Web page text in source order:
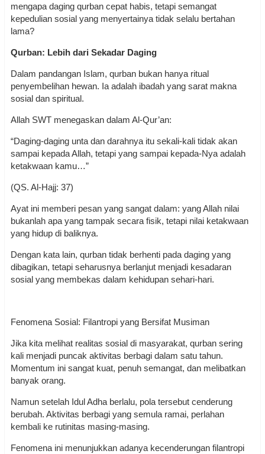
mengapa daging qurban cepat habis, tetapi semangat
kepedulian sosial yang menyertainya tidak selalu bertahan
lama?
Qurban: Lebih dari Sekadar Daging
Dalam pandangan Islam, qurban bukan hanya ritual
penyembelihan hewan. Ia adalah ibadah yang sarat makna
sosial dan spiritual.
Allah SWT menegaskan dalam Al-Qur’an:
“Daging-daging unta dan darahnya itu sekali-kali tidak akan
sampai kepada Allah, tetapi yang sampai kepada-Nya adalah
ketakwaan kamu…”
(QS. Al-Hajj: 37)
Ayat ini memberi pesan yang sangat dalam: yang Allah nilai
bukanlah apa yang tampak secara fisik, tetapi nilai ketakwaan
yang hidup di baliknya.
Dengan kata lain, qurban tidak berhenti pada daging yang
dibagikan, tetapi seharusnya berlanjut menjadi kesadaran
sosial yang membekas dalam kehidupan sehari-hari.
Fenomena Sosial: Filantropi yang Bersifat Musiman
Jika kita melihat realitas sosial di masyarakat, qurban sering
kali menjadi puncak aktivitas berbagi dalam satu tahun.
Momentum ini sangat kuat, penuh semangat, dan melibatkan
banyak orang.
Namun setelah Idul Adha berlalu, pola tersebut cenderung
berubah. Aktivitas berbagi yang semula ramai, perlahan
kembali ke rutinitas masing-masing.
Fenomena ini menunjukkan adanya kecenderungan filantropi